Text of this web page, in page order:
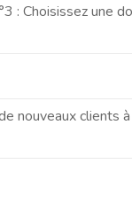
: Choisissez une
nouveaux clients